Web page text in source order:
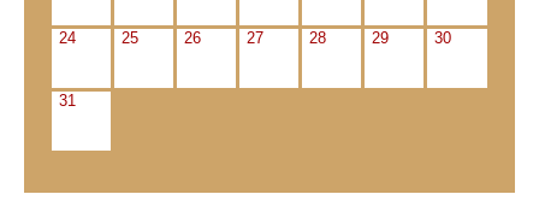
24 25 26 27 28 29 30
31